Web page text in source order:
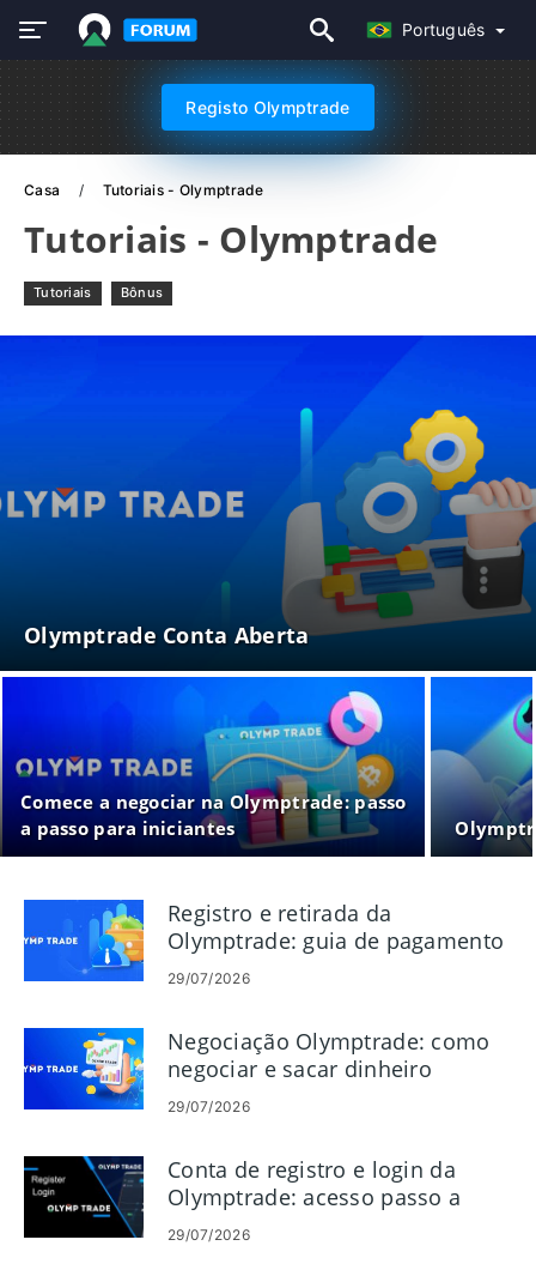
Português
Registo Olymptrade
Casa Tutoriais - Olymptrade
Tutoriais - Olymptrade
Tutoriais Bônus
Olymptrade Conta Aberta
Comece a negociar na Olymptrade: passo
a passo para iniciantes
Registro e retirada da
Olymptrade: guia de pagamento
passo a passo
29/07/2026
Negociação Olymptrade: como
negociar e sacar dinheiro
29/07/2026
Conta de registro e login da
Olymptrade: acesso passo a
passo
29/07/2026